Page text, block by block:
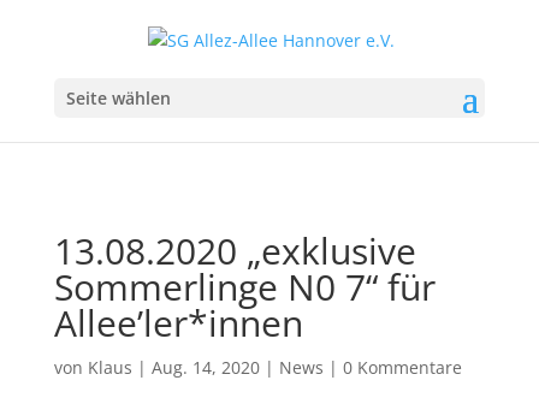
Seite wählen
13.08.2020 „exklusive
Sommerlinge N0 7“ für
Allee’ler*innen
von Klaus | Aug. 14, 2020| News | 0 Kommentare